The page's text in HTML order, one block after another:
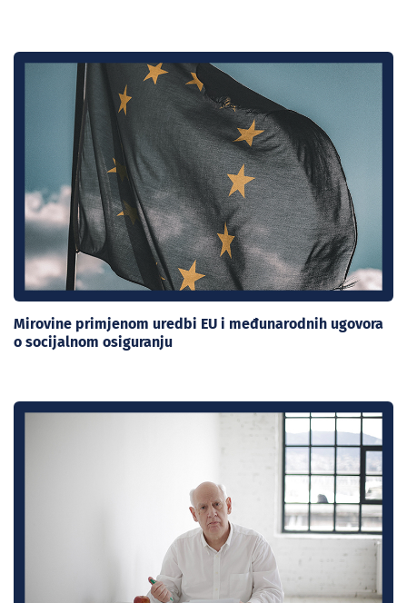
Mirovine primjenom uredbi EU i međunarodnih ugovora
o socijalnom osiguranju